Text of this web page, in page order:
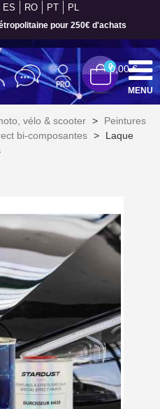
ES RO PT PL
dès 30€ d'achats
: 5€ de réduction
h en France Métropolitaine
pour 250€ d'achats
frais dès 30€ d'achats
en moins d'1 minute
obtenez des bons d'achat
00,00 €
MENU
vélo & scooter >
Peintures
bi-composantes >
Laque